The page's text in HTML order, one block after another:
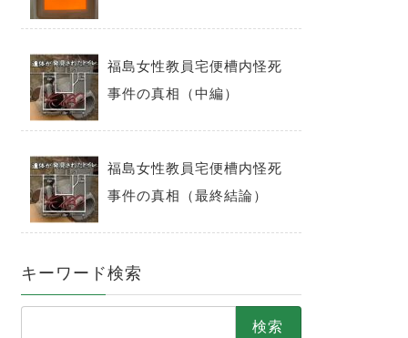
福島女性教員宅便槽内怪死
事件の真相（中編）
福島女性教員宅便槽内怪死
事件の真相（最終結論）
キーワード検索